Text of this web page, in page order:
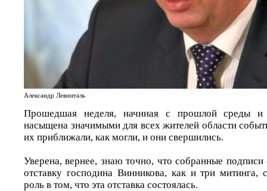
Александр Левинталь
Прошедшая неделя, начиная с прошлой среды
насыщена значимыми для всех жителей области
их приближали, как могли, и они свершились.
Уверена, вернее, знаю точно, что собранные
отставку господина Винникова, как и три
роль в том, что эта отставка состоялась.